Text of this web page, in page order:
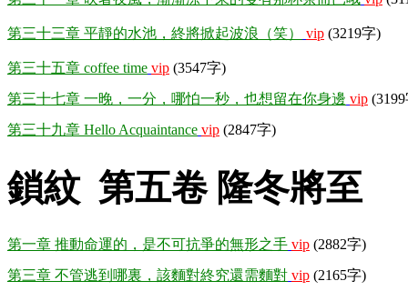
第三十三章 平靜的水池，終將掀起波浪（笑） vip (3219字)
第三十五章 coffee time vip (3547字)
第三十七章 一晚，一分，哪怕一秒，也想留在你身邊 vip
第三十九章 Hello Acquaintance vip (2847字)
鎖紋 第五卷 隆冬將至
第一章 推動命運的，是不可抗爭的無形之手 vip (2882字)
第三章 不管逃到哪裏，該麵對終究還需麵對 vip (2165字)